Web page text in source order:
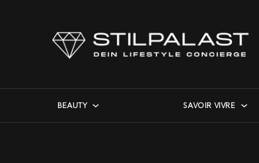
BEAUTY SAVOIR VIVRE